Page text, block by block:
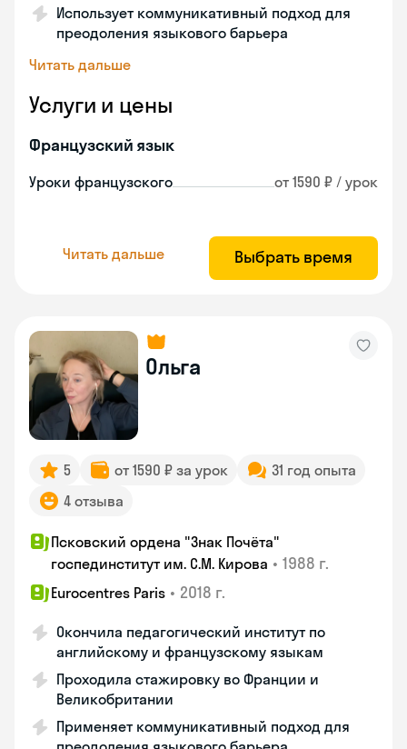
Использует коммуникативный подход для
преодоления языкового барьера
Читать дальше
Услуги и цены
Французский язык
Уроки французского от 1590 ₽ / урок
Читать дальше Выбрать время
Ольга
5 от 1590 ₽ за урок
31 год опыта
4 отзыва
Псковский ордена "Знак Почёта"
госпединститут им. С.М. Кирова • 1988 г.
Eurocentres Paris • 2018 г.
Окончила педагогический институт по
английскому и французскому языкам
Проходила стажировку во Франции и
Великобритании
Применяет коммуникативный подход для